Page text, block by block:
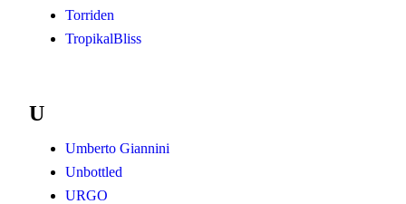
Torriden
TropikalBliss
U
Umberto Giannini
Unbottled
URGO